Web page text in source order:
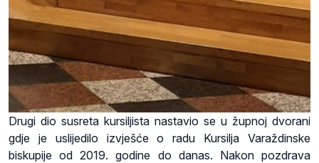
Drugi dio susreta kursiljista nastavio se u župnoj dvorani
gdje je uslijedilo izvješće o radu Kursilja Varaždinske
biskupije od 2019. godine do danas. Nakon pozdrava